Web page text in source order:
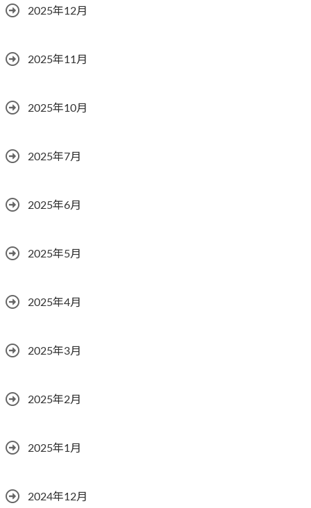
2025年12月
2025年11月
2025年10月
2025年7月
2025年6月
2025年5月
2025年4月
2025年3月
2025年2月
2025年1月
2024年12月